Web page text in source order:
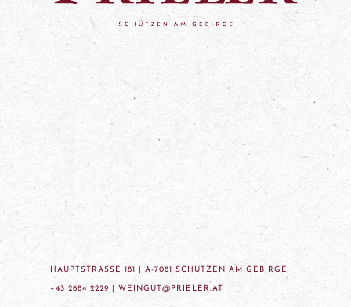
HAUPTSTRASSE 181 | A-7081 SCHÜTZEN AM GEBIRGE
+43 2684 2229 | WEINGUT@PRIELER.AT